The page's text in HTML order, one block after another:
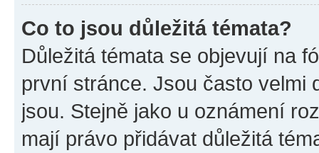
Co to jsou důležitá témata?
Důležitá témata se objevují na
první stránce. Jsou často velmi
jsou. Stejně jako u oznámení
mají právo přidávat důležitá